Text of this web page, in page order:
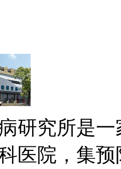
研究所是
医院，集